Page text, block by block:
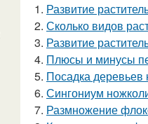
1. Развитие
2. Сколько видов
3. Развитие
4. Плюсы и минусы
5. Посадка деревьев
6. Сингониум
7. Размножение